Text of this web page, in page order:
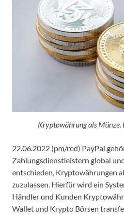
Kryptowährung als Münze.
22.06.2022 (pm/red) PayPal
Zahlungsdienstleistern global
entschieden, Kryptowährungen
zuzulassen. Hierfür wird ein
Händler und Kunden
Wallet und Krypto Börsen